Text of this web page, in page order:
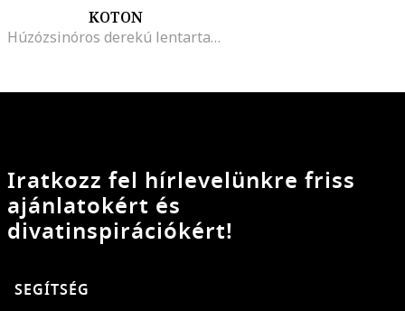
KOTON
Húzózsinóros derekú lentartalmú rövidnadrág, Homokbarna
Iratkozz fel hírlevelünkre friss
ajánlatokért és
divatinspirációkért!
SEGÍTSÉG